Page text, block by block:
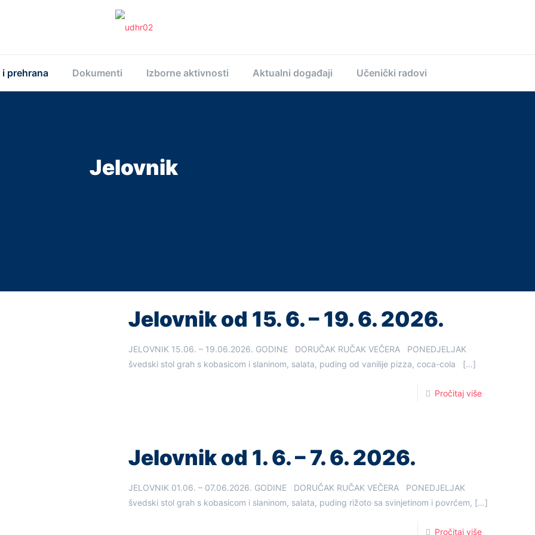
prehrana Dokumenti Izborne aktivnosti Aktualni događaji Učenički radovi
Jelovnik
Jelovnik od 15. 6. – 19. 6. 2026.
JELOVNIK 15.06. – 19.06.2026. GODINE DORUČAK RUČAK VEČERA PONEDJELJAK
švedski stol grah s kobasicom i slaninom, salata, puding od vanilije pizza, coca-cola
[…]
Pročitaj više
Jelovnik od 1. 6. – 7. 6. 2026.
JELOVNIK 01.06. – 07.06.2026. GODINE DORUČAK RUČAK VEČERA PONEDJELJAK
švedski stol grah s kobasicom i slaninom, salata, puding rižoto sa svinjetinom i povrćem, […]
Pročitaj više